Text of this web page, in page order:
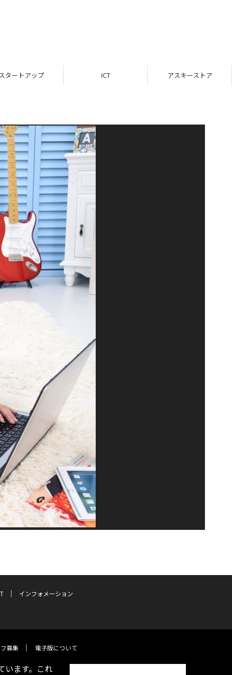
タートアップ ICT アスキーストア
インフォメーション
募集 電子版について
います。これ